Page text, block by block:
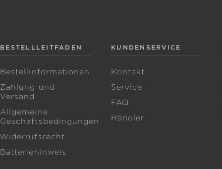
BESTELLLEITFADEN
Bestellinformationen
Zahlung und
Versand
Allgemeine
Geschäftsbedingungen
Widerrufsrecht
Batteriehinweis
KUNDENSERVICE
Kontakt
Service
FAQ
Händler